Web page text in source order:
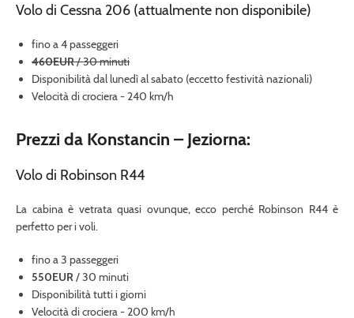
Volo di Cessna 206 (attualmente non disponibile)
fino a 4 passeggeri
460EUR/ 30 minuti
Disponibilità dal lunedì al sabato (eccetto festività nazionali)
Velocità di crociera - 240 km/h
Prezzi da Konstancin – Jeziorna:
Volo di Robinson R44
La cabina è vetrata quasi ovunque, ecco perché Robinson R44 è
perfetto per i voli.
fino a 3 passeggeri
550EUR/ 30 minuti
Disponibilità tutti i giorni
Velocità di crociera - 200 km/h